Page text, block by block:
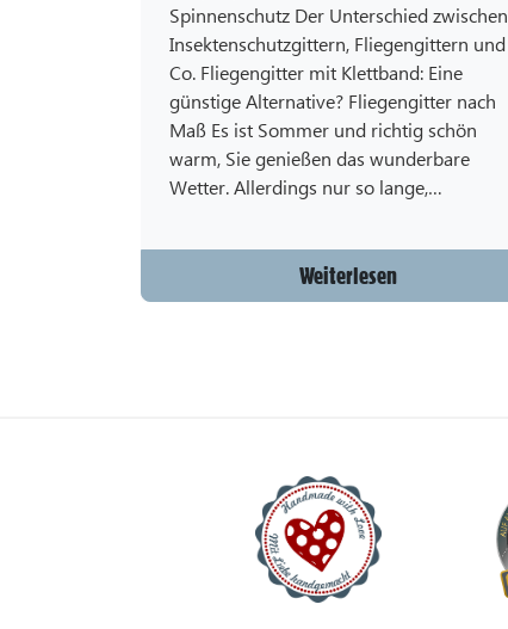
Spinnenschutz Der Unterschied zwischen
Insektenschutzgittern, Fliegengittern und
Co. Fliegengitter mit Klettband: Eine
günstige Alternative? Fliegengitter nach
Maß Es ist Sommer und richtig schön
warm, Sie genießen das wunderbare
Wetter. Allerdings nur so lange,…
Weiterlesen